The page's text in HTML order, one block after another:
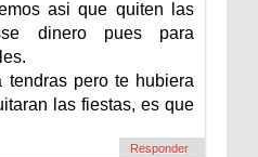
asi que quiten las
dinero pues para
tendras pero te hubiera
las fiestas, es que
Responder